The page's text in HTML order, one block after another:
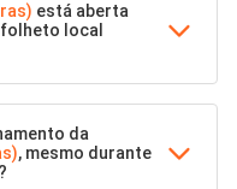
está aberta
local
da
, mesmo durante